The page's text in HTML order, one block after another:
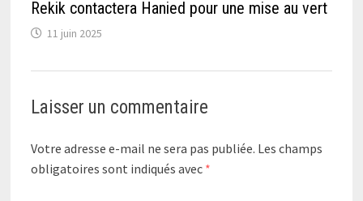
Rekik contactera Hanied pour une mise au vert
11 juin 2025
Laisser un commentaire
Votre adresse e-mail ne sera pas publiée. Les champs
obligatoires sont indiqués avec *